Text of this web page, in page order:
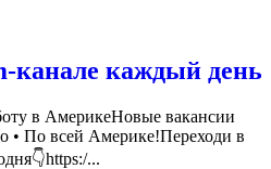
канале каждый день
в АмерикеНовые вакансии
• По всей Америке!Переходи в
...